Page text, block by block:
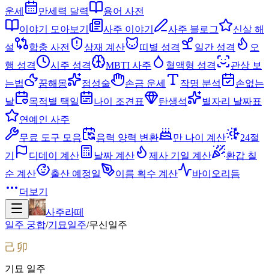
운세
만세력 달력
용어 사전
이야기 모아보기
사주 이야기 사주 블로그
신살 해
설
합충 사전 삼재 계산 띠별 성격 일간 성격
오
행 성격
시주 성격 MBTI 사주 혈액형 성격
관상 보
는법
꿈해몽 점성술 손금 운세 작명 분석
손없는
날
목적별 택일 나이 조견표 탄생석
별자리 날짜표
연예인 사주
무료 도구 모음
음력 양력 변환 만 나이 계산
24절
기
디데이 계산 날짜 계산 제사 기일 계산
환갑 칠
순 계산
출산 예정일 이름 획수 계산
바이오리듬
더보기
사주라떼
일주 궁합/기묘 일주/무신일주
己卯
기묘 일주